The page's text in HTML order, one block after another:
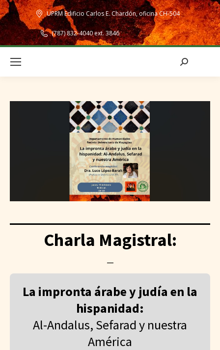
UPRM Edificio Carlos E. Chardón, oficina CH-504
(787) 832-4040 ext. 3846
Search:
Charla Magistral:
—
La impronta árabe y judía en la
hispanidad:
Al-Andalus, Sefarad y nuestra
América